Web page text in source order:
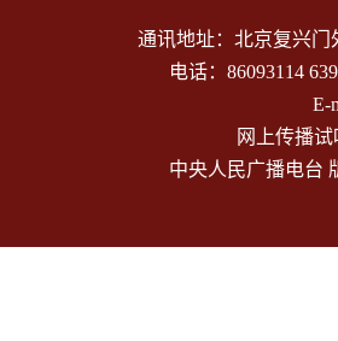
通讯地址：北京复兴门
电话：86093114
E-
网上传播
中央人民广播电台